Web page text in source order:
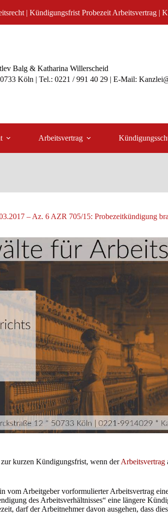
| Kündigungsfrist Probezeit Arbeitsvertrag |
Balg & Katharina Willerscheid
Köln | Tel.: 0221 / 991 40 29 | E-Mail:
Arbeitsvertrag
– Az. 6 AZR 705/15: Probezeitkündigung
kurzen Kündigungsfrist, wenn derArbeitsvertrag
vom Arbeitgeber vorformulierter Arbeitsvertrag
des Arbeitsverhältnisses“ eine längere
darf der Arbeitnehmer davon ausgehen, dass